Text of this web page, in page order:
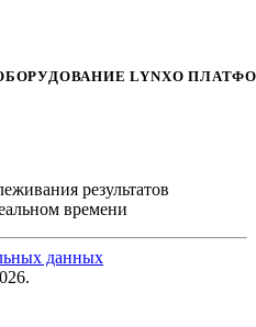
LYNXО
результатов
времени
данных